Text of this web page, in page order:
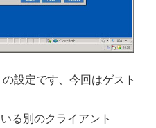
設定です、今回はゲスト
る別のクライアント